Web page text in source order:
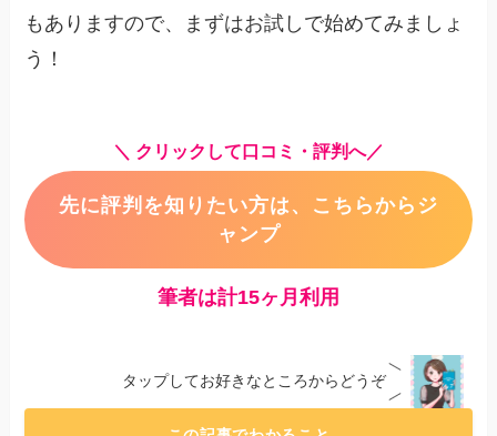
もありますので、まずはお試しで始めてみましょ
う！
＼ クリックして口コミ・評判へ／
先に評判を知りたい方は、こちらからジ
ャンプ
筆者は計15ヶ月利用
タップしてお好きなところからどうぞ